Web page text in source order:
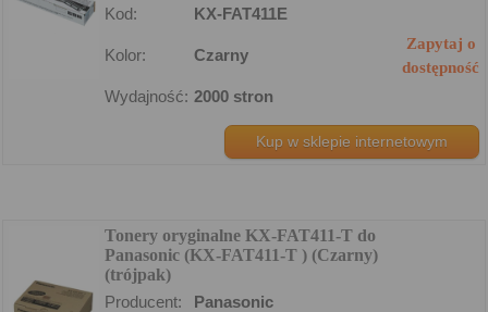
Kod:
KX-FAT411E
Kolor: Czarny
Zapytaj o
dostępność
Wydajność: 2000 stron
Kup w sklepie internetowym
Tonery oryginalne KX-FAT411-T do
Panasonic (KX-FAT411-T ) (Czarny)
(trójpak)
Producent:
Panasonic